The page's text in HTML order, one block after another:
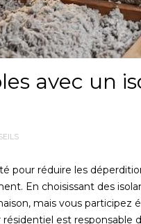
avec un
pour réduire les
En choisissant des
mais vous
est responsable